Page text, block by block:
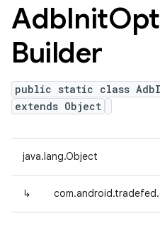
AdbInit
Builder
public static class
extends Object
java.lang.Object
↳